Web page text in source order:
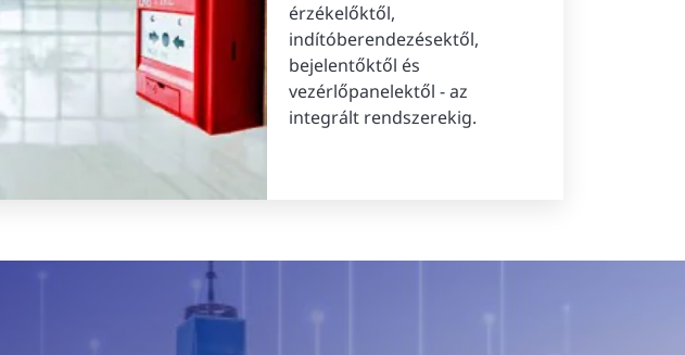
érzékelőktől,
indítóberendezésektől,
bejelentőktől és
vezérlőpanelektől - az
integrált rendszerekig.